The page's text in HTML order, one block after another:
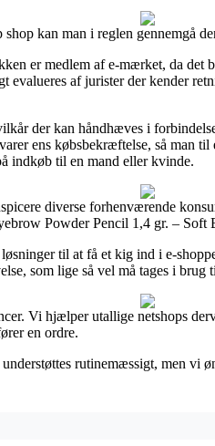
kan man i reglen gennemgå
er medlem af e-mærket, da
af jurister der kender
der kan håndhæves i
ens købsbekræftelse, så
indkøb til en mand eller kvinde.
diverse forhenværende
Powder Pencil 1,4 gr. – Soft
til at få et kig ind i e-
som lige så vel må tages i
Vi hjælper utallige netshops
en ordre.
rutinemæssigt, men